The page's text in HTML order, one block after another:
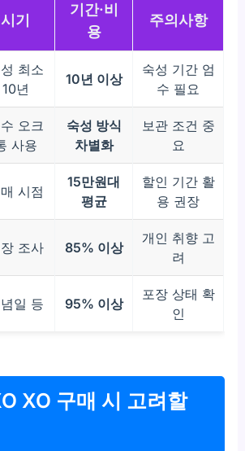
시기
기간·비
용
주의사항
최소
10년
10년 이상
숙성 기간 엄
수 필요
오크
사용
숙성 방식
차별화
보관 조건 중
요
시점
15만원대
평균
할인 기간 활
용 권장
조사 85% 이상
개인 취향 고
려
일 등 95% 이상
포장 상태 확
인
XO 구매 시 고려할